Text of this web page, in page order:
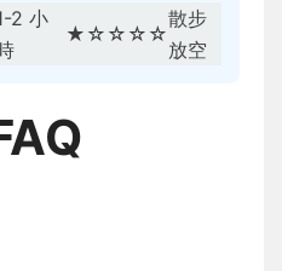
2 小
★☆☆☆☆
散步
放空